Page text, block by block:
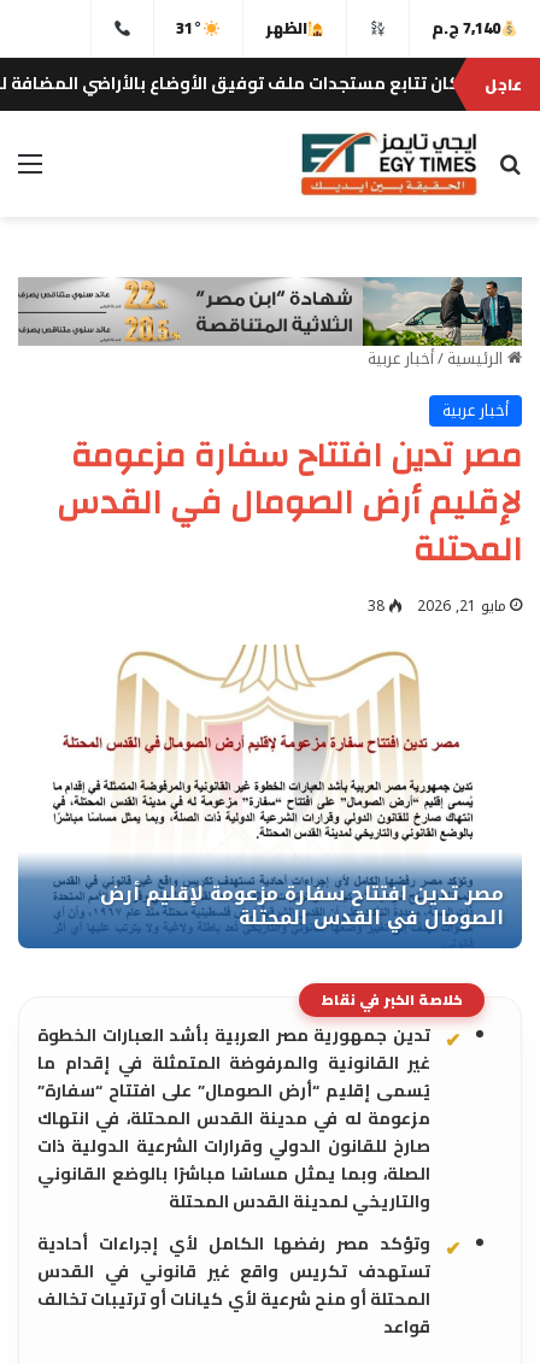
7,140 ج.م الظهر
31°
عاجلتتابع مستجدات ملف توفيق الأوضاع بالأراضي المضافة لمدينتي
بحث عن
الرئيسية/أخبار عربية
أخبار عربية
مصر تدين افتتاح سفارة مزعومة
لإقليم أرض الصومال في القدس
المحتلة
مايو 21, 2026 38
خلاصة الخبر في نقاط
تدين جمهورية مصر العربية بأشد العبارات الخطوة
غير القانونية والمرفوضة المتمثلة في إقدام ما
يُسمى إقليم “أرض الصومال” على افتتاح “سفارة”
مزعومة له في مدينة القدس المحتلة، في انتهاك
صارخ للقانون الدولي وقرارات الشرعية الدولية ذات
الصلة، وبما يمثل مساسًا مباشرًا بالوضع القانوني
والتاريخي لمدينة القدس المحتلة
وتؤكد مصر رفضها الكامل لأي إجراءات أحادية
تستهدف تكريس واقع غير قانوني في القدس
المحتلة أو منح شرعية لأي كيانات أو ترتيبات تخالف
قواعد